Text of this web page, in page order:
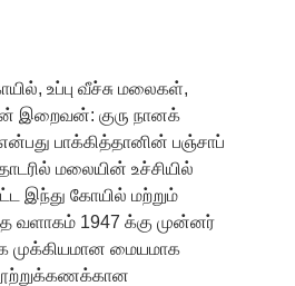
உப்பு வீச்சு மலைகள்,
இறைவன்: குரு நானக்
பாக்கித்தானின் பஞ்சாப்
மலையின் உச்சியில்
இந்து கோயில் மற்றும்
வளாகம் 1947 க்கு முன்னர்
முக்கியமான மையமாக